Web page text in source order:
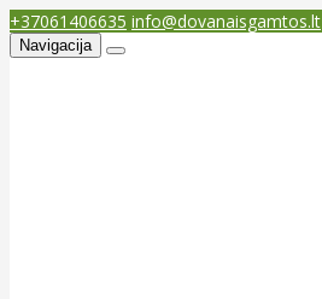
+37061406635 info@dovanaisgamtos.lt
Navigacija